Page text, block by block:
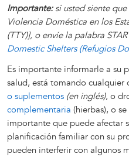
Importante:si usted siente
Violencia Doméstica en los
(TTY)], o envíe la palabra
Domestic Shelters (Refugios
Es importante informarle a su
salud, está tomando cualquier
o suplementos (en inglés), o
complementaria (hierbas), o
importante que puede afectar
planificación familiar con su
pueden interferir con algunos